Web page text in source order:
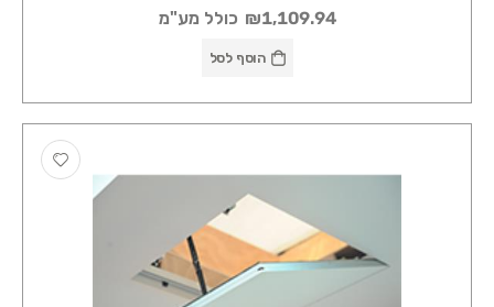
₪1,109.94 כולל מע"מ
הוסף לסל